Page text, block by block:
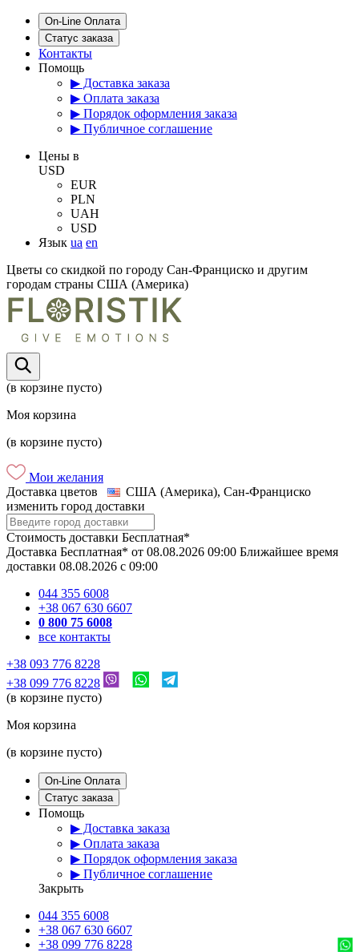
On-Line Оплата
Статус заказа
Контакты
Помощь
▶ Доставка заказа
▶ Оплата заказа
▶ Порядок оформления заказа
▶ Публичное соглашение
Цены в
USD
EUR
PLN
UAH
USD
Язык ua en
Цветы со скидкой по городу Сан-Франциско и другим
городам страны США (Америка)
(в корзине пусто)
Моя корзина
(в корзине пусто)
Мои желания
Доставка цветов
США (Америка), Сан-Франциско
изменить город доставки
Стоимость доставки Бесплатная*
Доставка Бесплатная* от 08.08.2026 09:00 Ближайшее время
доставки 08.08.2026 c 09:00
044 355 6008
+38 067 630 6607
0 800 75 6008
все контакты
+38 093 776 8228
+38 099 776 8228
(в корзине пусто)
Моя корзина
(в корзине пусто)
On-Line Оплата
Статус заказа
Помощь
▶ Доставка заказа
▶ Оплата заказа
▶ Порядок оформления заказа
▶ Публичное соглашение
Закрыть
044 355 6008
+38 067 630 6607
+38 099 776 8228